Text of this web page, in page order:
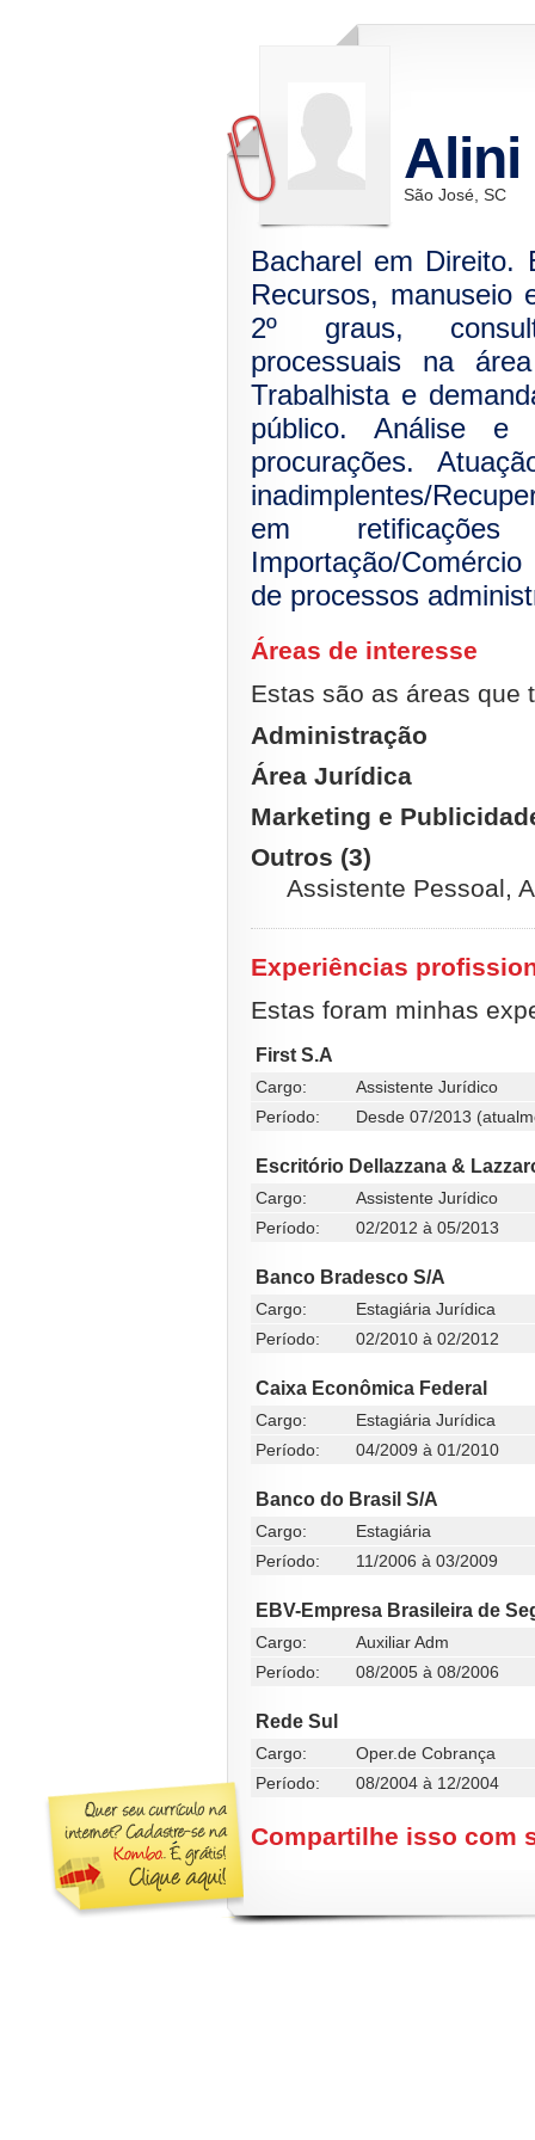
Alini
São José, SC
Bacharel em Direito.
Recursos, manuseio
2º graus,
processuais na
Trabalhista e
público. Análise e
procurações.
inadimplentes/
em
Importação/
de processos
Áreas de interesse
Estas são as áreas que
Administração
Área Jurídica
Marketing e
Outros (3)
Assistente Pessoal,
Experiências
Estas foram minhas
First S.A
Cargo:
Assistente Jurídico
Período:
Desde 07/2013
Escritório Dellazzana &
Cargo:
Assistente Jurídico
Período:
02/2012 à 05/2013
Banco Bradesco S/A
Cargo:
Estagiária Jurídica
Período:
02/2010 à 02/2012
Caixa Econômica Federal
Cargo:
Estagiária Jurídica
Período:
04/2009 à 01/2010
Banco do Brasil S/A
Cargo:
Estagiária
Período:
11/2006 à 03/2009
EBV-Empresa Brasileira de
Cargo:
Auxiliar Adm
Período:
08/2005 à 08/2006
Rede Sul
Cargo:
Oper.de Cobrança
Período:
08/2004 à 12/2004
Compartilhe isso com